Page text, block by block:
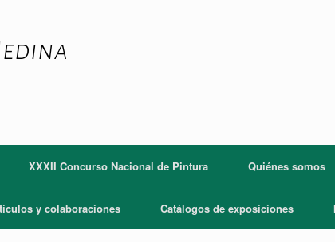
XXXII Concurso Nacional de Pintura Quiénes somos
y colaboraciones Catálogos de exposiciones